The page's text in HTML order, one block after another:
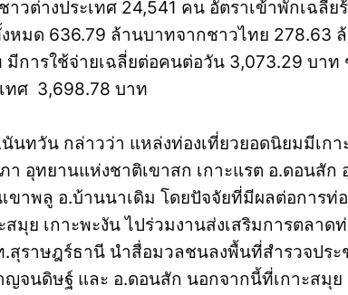
าวต่างประเทศ 24,541 คน อัตราเข้าพักเฉลี่ย
หมด 636.79 ล้านบาทจากชาวไทย 278.63
มีการใช้จ่ายเฉลี่ยต่อคนต่อวัน 3,073.29 บา
ทศ 3,698.78 บาท
นทวัน กล่าวว่า แหล่งท่องเที่ยวยอดนิยมมีเกา
า อุทยานแห่งชาติเขาสก เกาะแรต อ.ดอนสั
ขาพลู อ.บ้านนาเดิม โดยปัจจัยที่มีผลต่อการท่
สมุย เกาะพะงัน ไปร่วมงานส่งเสริมการตลาด
สุราษฎร์ธานี นำสื่อมวลชนลงพื้นที่สำรวจปร
ญจนดิษฐ์ และ อ.ดอนสัก นอกจากนี้ที่เกาะสมุย